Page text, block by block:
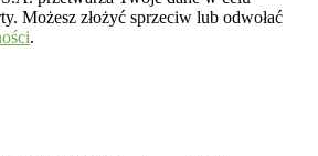
Możesz złożyć sprzeciw lub odwołać
.